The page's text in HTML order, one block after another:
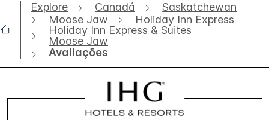
Explore Canadá
Saskatchewan
Moose Jaw
Holiday Inn Express
Holiday Inn Express & Suites
Moose Jaw
Avaliações